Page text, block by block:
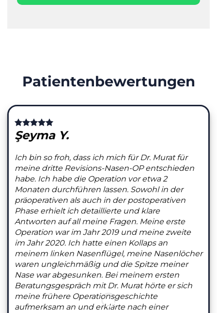
Patientenbewertungen
Şeyma Y.
Ich bin so froh, dass ich mich für Dr. Murat für
meine dritte Revisions-Nasen-OP entschieden
habe. Ich habe die Operation vor etwa 2
Monaten durchführen lassen. Sowohl in der
präoperativen als auch in der postoperativen
Phase erhielt ich detaillierte und klare
Antworten auf all meine Fragen. Meine erste
Operation war im Jahr 2019 und meine zweite
im Jahr 2020. Ich hatte einen Kollaps an
meinem linken Nasenflügel, meine Nasenlöcher
waren ungleichmäßig und die Spitze meiner
Nase war abgesunken. Bei meinem ersten
Beratungsgespräch mit Dr. Murat hörte er sich
meine frühere Operationsgeschichte
aufmerksam an und erklärte nach einer